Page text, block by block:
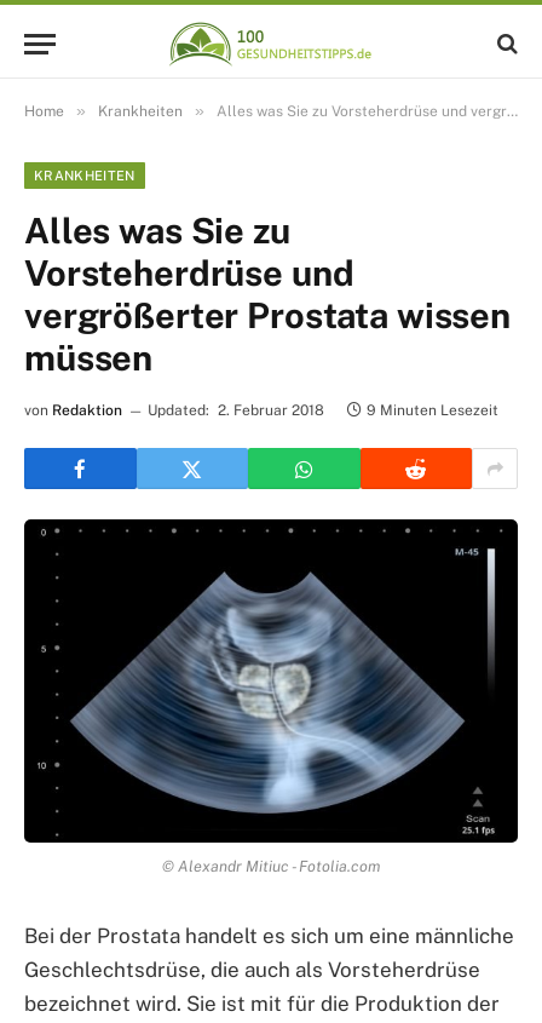
Home » Krankheiten » Alles was Sie zu Vorsteherdrüse und vergrößerter Prostata wissen müssen
KRANKHEITEN
Alles was Sie zu
Vorsteherdrüse und
vergrößerter Prostata wissen
müssen
von Redaktion Updated: 2. Februar 2018 9 Minuten Lesezeit
© Alexandr Mitiuc - Fotolia.com
Bei der Prostata handelt es sich um eine männliche
Geschlechtsdrüse, die auch als Vorsteherdrüse
bezeichnet wird. Sie ist mit für die Produktion der